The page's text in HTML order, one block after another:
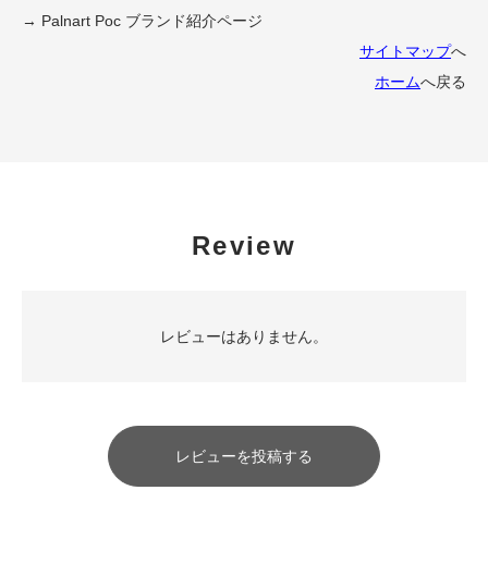
→ Palnart Poc ブランド紹介ページ
サイトマップへ
ホームへ戻る
Review
レビューはありません。
レビューを投稿する